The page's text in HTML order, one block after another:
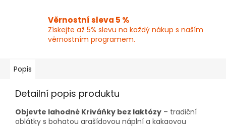
Věrnostní sleva 5 %
Získejte až 5% slevu na každý nákup s naším
věrnostním programem.
Popis
Detailní popis produktu
Objevte lahodné Kriváňky bez laktózy – tradiční
oblátky s bohatou arašídovou náplní a kakaovou